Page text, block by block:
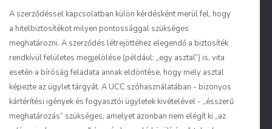
A szerződéssel kapcsolatban külön kérdésként merül fel, hogy
a hitelbiztosítékot milyen pontossággal szükséges
meghatározni. A szerződés létrejöttéhez elegendő a biztosíték
rendkívül felületes megjelölése (például: „egy asztal”) is, vita
esetén a bíróság feladata annak eldöntése, hogy mely asztal
képezte az ügylet tárgyát. A UCC szóhasználatában - bizonyos
kártérítési igények és fogyasztói ügyletek kivételével - „ésszerű
meghatározás” szükséges, amelyet azonban nem elégít ki „az